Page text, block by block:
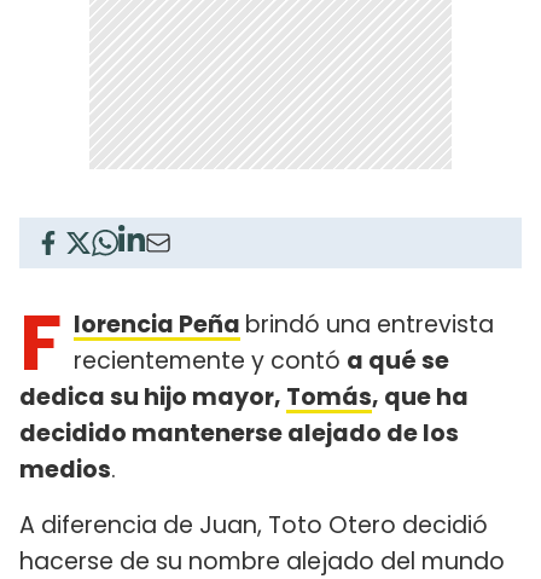
F lorencia Peña brindó una entrevista
recientemente y contó a qué se
dedica su hijo mayor, Tomás, que ha
decidido mantenerse alejado de los
medios.
A diferencia de Juan, Toto Otero decidió
hacerse de su nombre alejado del mundo